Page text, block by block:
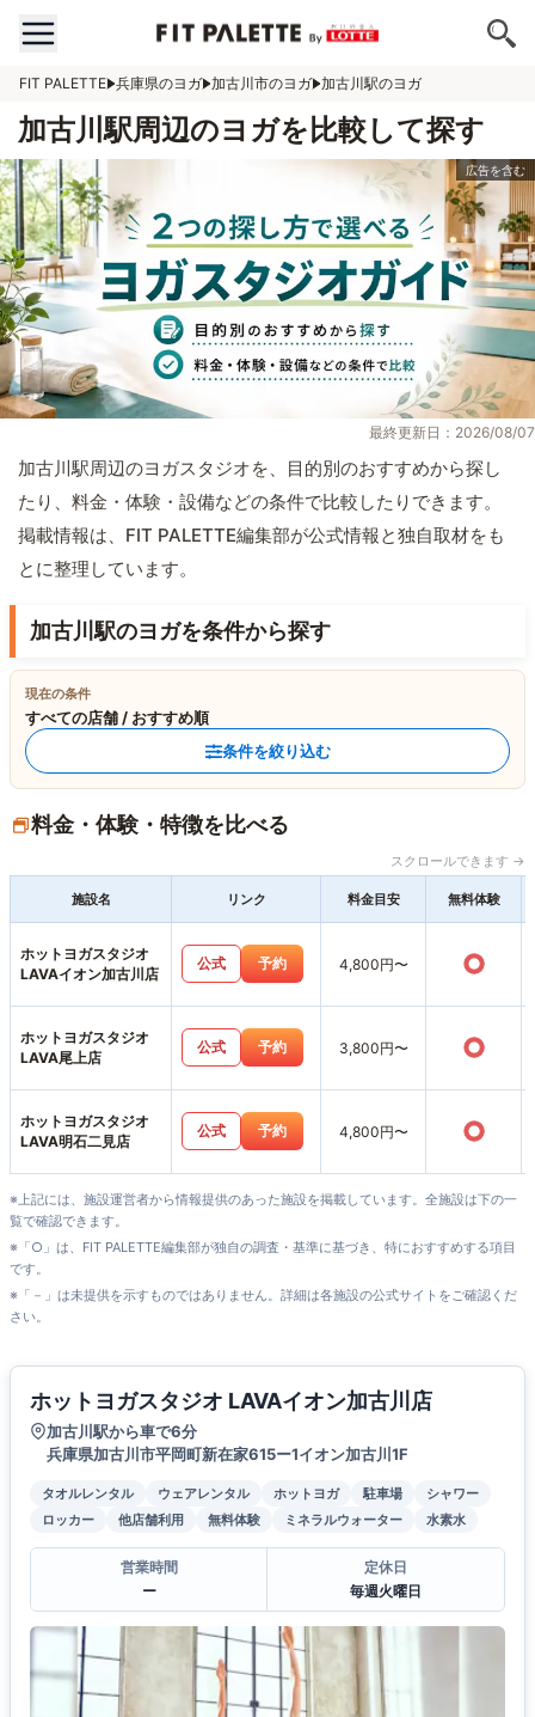
FIT PALETTE 兵庫県のヨガ 加古川市のヨガ 加古川駅のヨガ
加古川駅周辺のヨガを比較して探す
最終更新日：2026/08/07
加古川駅周辺のヨガスタジオを、目的別のおすすめから探し
たり、料金・体験・設備などの条件で比較したりできます。
掲載情報は、FIT PALETTE編集部が公式情報と独自取材をも
とに整理しています。
加古川駅のヨガを条件から探す
現在の条件
すべての店舗 / おすすめ順
条件を絞り込む
料金・体験・特徴を比べる
スクロールできます →
施設名 リンク 料金目安 無料体験
ホットヨガスタジオ
LAVAイオン加古川店
公式 予約 4,800円〜 ○
ホットヨガスタジオ
LAVA尾上店
公式 予約 3,800円〜 ○
ホットヨガスタジオ
LAVA明石二見店
公式 予約 4,800円〜 ○
※上記には、施設運営者から情報提供のあった施設を掲載しています。全施設は下の一
覧で確認できます。
※「○」は、FIT PALETTE編集部が独自の調査・基準に基づき、特におすすめする項目
です。
※「－」は未提供を示すものではありません。詳細は各施設の公式サイトをご確認くだ
さい。
ホットヨガスタジオ LAVAイオン加古川店
加古川駅から車で6分
兵庫県加古川市平岡町新在家615ー1イオン加古川1F
タオルレンタル ウェアレンタル ホットヨガ 駐車場
シャワー
ロッカー
他店舗利用 無料体験 ミネラルウォーター 水素水
営業時間
ー
定休日
毎週火曜日